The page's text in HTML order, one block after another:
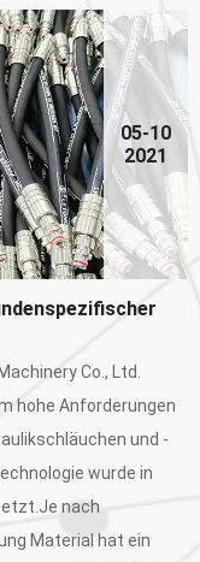
05-10
2021
Co., Ltd.
hohe Anforderungen
und -
wurde in
nach
Material hat ein